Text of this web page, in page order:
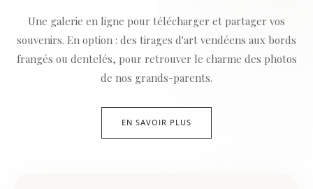
Une galerie en ligne pour télécharger et partager vos
souvenirs. En option : des tirages d'art vendéens aux bords
frangés ou dentelés, pour retrouver le charme des photos
de nos grands-parents.
EN SAVOIR PLUS